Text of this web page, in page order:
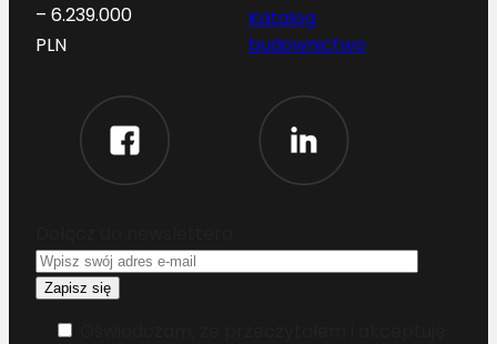
– 6.239.000
PLN
Katalog
budownictwo